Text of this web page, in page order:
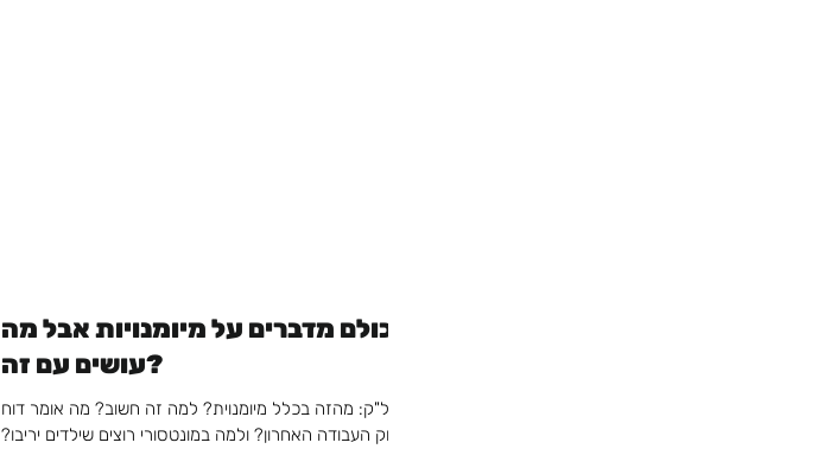
כולם מדברים על מיומנויות אבל מה
עושים עם זה?
אמל"ק: מהזה בכלל מיומנוית? למה זה חשוב? מה אומר דוח
שוק העבודה האחרון? ולמה במונטסורי רוצים שילדים יריבו?